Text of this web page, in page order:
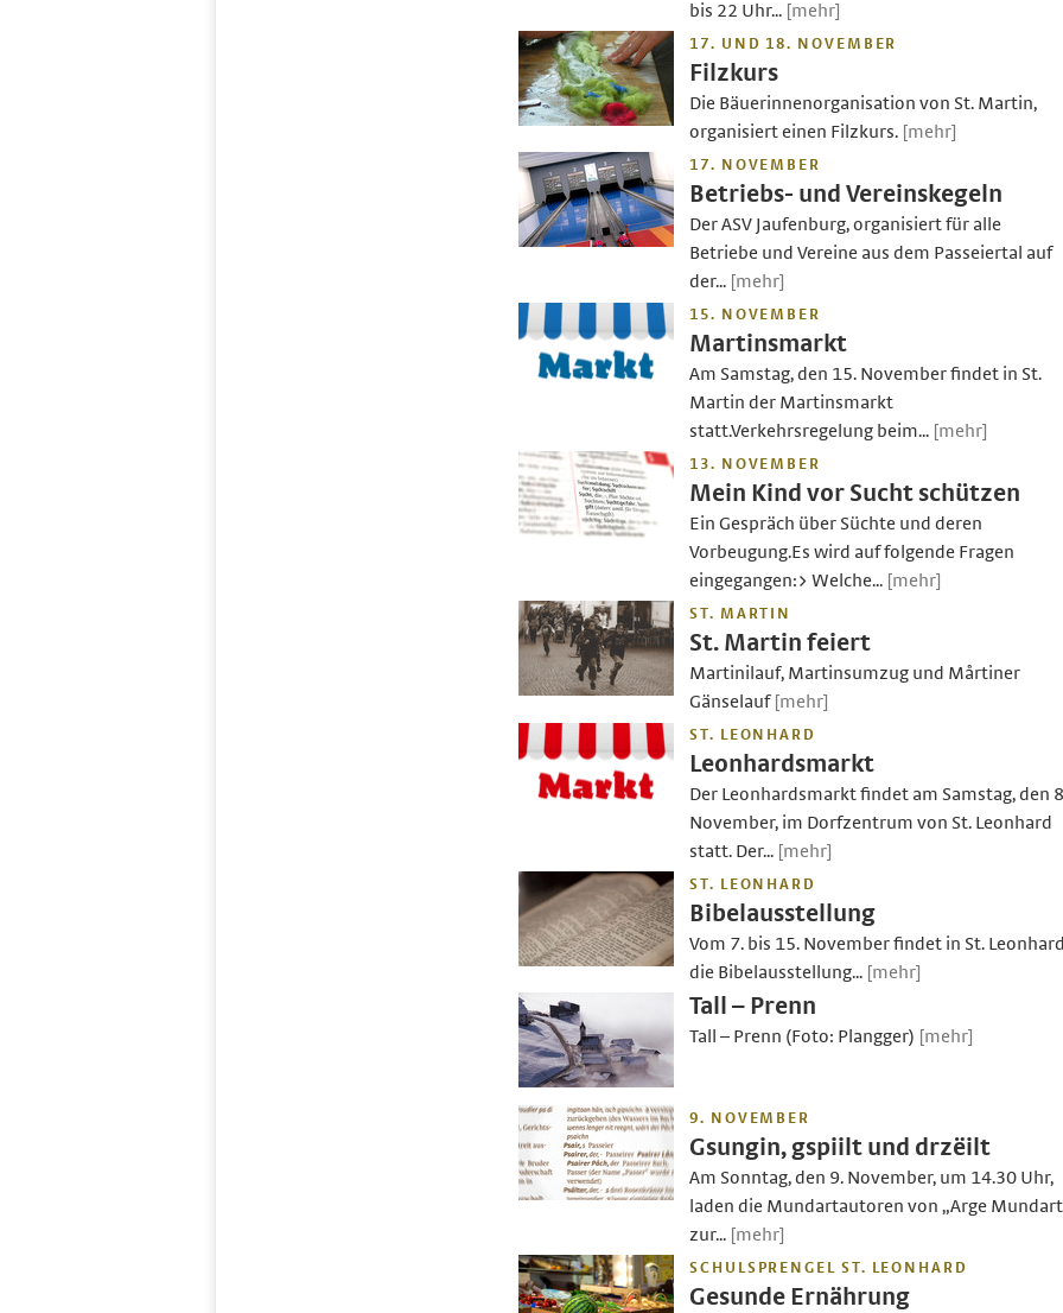
bis 22 Uhr... [mehr]
17. UND 18. NOVEMBER
Filzkurs
Die Bäuerinnenorganisation von St. Martin,
organisiert einen Filzkurs. [mehr]
17. NOVEMBER
Betriebs- und Vereinskegeln
Der ASV Jaufenburg, organisiert für alle
Betriebe und Vereine aus dem Passeiertal auf
der... [mehr]
15. NOVEMBER
Martinsmarkt
Am Samstag, den 15. November findet in St.
Martin der Martinsmarkt
statt.Verkehrsregelung beim... [mehr]
13. NOVEMBER
Mein Kind vor Sucht schützen
Ein Gespräch über Süchte und deren
Vorbeugung.Es wird auf folgende Fragen
eingegangen:> Welche... [mehr]
ST. MARTIN
St. Martin feiert
Martinilauf, Martinsumzug und Mårtiner
Gänselauf [mehr]
ST. LEONHARD
Leonhardsmarkt
Der Leonhardsmarkt findet am Samstag, den
November, im Dorfzentrum von St. Leonhard
statt. Der... [mehr]
ST. LEONHARD
Bibelausstellung
Vom 7. bis 15. November findet in St. Leonhard
die Bibelausstellung... [mehr]
Tall – Prenn
Tall – Prenn (Foto: Plangger) [mehr]
9. NOVEMBER
Gsungin, gspiilt und drzëilt
Am Sonntag, den 9. November, um 14.30 Uhr,
laden die Mundartautoren von „Arge
zur... [mehr]
SCHULSPRENGEL ST. LEONHARD
Gesunde Ernährung